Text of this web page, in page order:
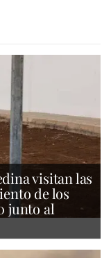
visitan las
de los
junto al